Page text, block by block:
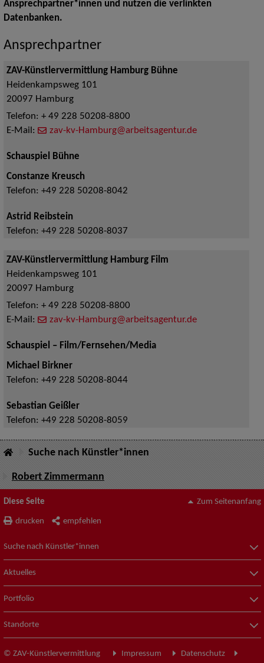
Ansprechpartner*innen und nutzen die verlinkten
Datenbanken.
Ansprechpartner
ZAV-Künstlervermittlung Hamburg Bühne
Heidenkampsweg 101
20097 Hamburg
Telefon: + 49 228 50208-8800
E-Mail:
zav-kv-Hamburg@arbeitsagentur.de
Schauspiel Bühne
Constanze Kreusch
Telefon: +49 228 50208-8042
Astrid Reibstein
Telefon: +49 228 50208-8037
ZAV-Künstlervermittlung Hamburg Film
Heidenkampsweg 101
20097 Hamburg
Telefon: + 49 228 50208-8800
E-Mail:
zav-kv-Hamburg@arbeitsagentur.de
Schauspiel – Film/Fernsehen/Media
Michael Birkner
Telefon: +49 228 50208-8044
Sebastian Geißler
Telefon: +49 228 50208-8059
Suche nach Künstler*innen
Robert Zimmermann
Diese Seite
drucken empfehlen
Zum Seitenanfang
Suche nach Künstler*innen
Aktuelles
Portfolio
Standorte
© ZAV-Künstlervermittlung Impressum
Datenschutz